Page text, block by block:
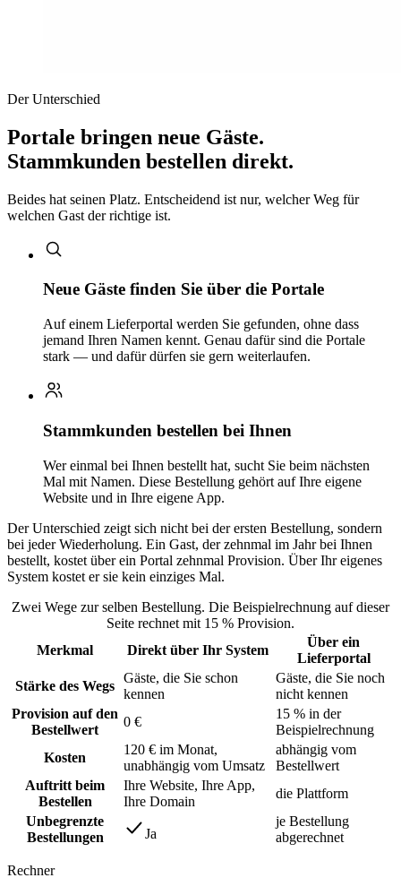
Der Unterschied
Portale bringen neue Gäste.
Stammkunden bestellen direkt.
Beides hat seinen Platz. Entscheidend ist nur, welcher Weg für
welchen Gast der richtige ist.
Neue Gäste finden Sie über die Portale
Auf einem Lieferportal werden Sie gefunden, ohne dass
jemand Ihren Namen kennt. Genau dafür sind die Portale
stark — und dafür dürfen sie gern weiterlaufen.
Stammkunden bestellen bei Ihnen
Wer einmal bei Ihnen bestellt hat, sucht Sie beim nächsten
Mal mit Namen. Diese Bestellung gehört auf Ihre eigene
Website und in Ihre eigene App.
Der Unterschied zeigt sich nicht bei der ersten Bestellung, sondern
bei jeder Wiederholung. Ein Gast, der zehnmal im Jahr bei Ihnen
bestellt, kostet über ein Portal zehnmal Provision. Über Ihr eigenes
System kostet er sie kein einziges Mal.
Zwei Wege zur selben Bestellung. Die Beispielrechnung auf dieser
Seite rechnet mit 15 % Provision.
Merkmal
Direkt über Ihr System
Über ein
Lieferportal
Stärke des Wegs
Gäste, die Sie schon
kennen
Gäste, die Sie noch
nicht kennen
Provision auf den
Bestellwert
0 €
15 % in der
Beispielrechnung
Kosten
120 € im Monat,
unabhängig vom Umsatz
abhängig vom
Bestellwert
Auftritt beim
Bestellen
Ihre Website, Ihre App,
Ihre Domain
die Plattform
Unbegrenzte
Bestellungen
Ja
je Bestellung
abgerechnet
Rechner